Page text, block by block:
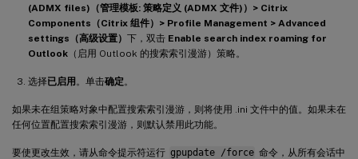
(ADMX files)（管理模板: 策略定义 (ADMX 文件)）> Citrix
Components（Citrix 组件）> Profile Management > Advanced
settings（高级设置） 下，双击 Enable search index roaming for
Outlook （启用 Outlook 的搜索索引漫游）策略。
选择已启用 。单击确定 。
如果未在组策略对象中配置搜索索引漫游，则将使用 .ini 文件中的值。如果未在
任何位置配置搜索索引漫游，则默认禁用此功能。
要使更改生效，请从命令提示符运行 gpupdate /force 命令，从所有会话中